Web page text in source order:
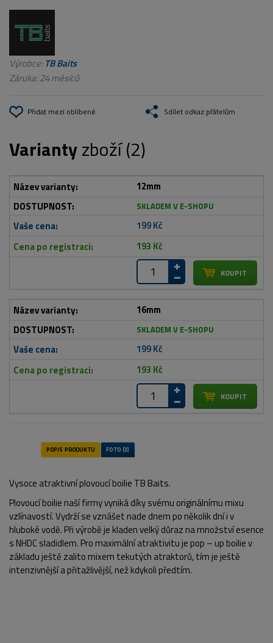
Výrobce:TB Baits
Záruka: 24 měsíců
Přidat mezi oblíbené Sdílet odkaz přátelům
Variantyzboží (2)
12mm
SKLADEM V E-SHOPU
199 Kč
193 Kč
16mm
SKLADEM V E-SHOPU
199 Kč
193 Kč
Vysoce atraktivní plovoucí boilie TB Baits.
Plovoucí boilie naší firmy vyniká díky svému originálnímu mixu
vzlínavostí. Vydrží se vznášet nade dnem po několik dní i v
hluboké vodě. Při výrobě je kladen velký důraz na množství esence
s NHDC sladidlem. Pro maximální atraktivitu je pop – up boilie v
základu ještě zalito mixem tekutých atraktorů, tím je ještě
intenzivnější a přitažlivější, než kdykoli předtím.